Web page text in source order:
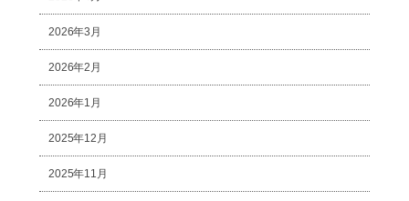
2026年3月
2026年2月
2026年1月
2025年12月
2025年11月